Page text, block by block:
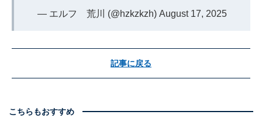
— エルフ 荒川 (@hzkzkzh) August 17, 2025
記事に戻る
こちらもおすすめ